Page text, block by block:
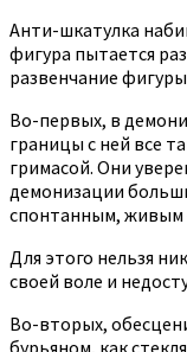
Анти-шкатулка
фигура пытается
развенчание
Во-первых, в
границы с ней все
гримасой. Они
демонизации
спонтанным, живым
Для этого нельзя
своей воле и
Во-вторых,
бурьяном, как